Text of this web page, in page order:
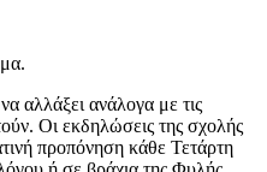
αλλάξει ανάλογα με τις
Οι εκδηλώσεις της σχολής
προπόνηση κάθε Τετάρτη